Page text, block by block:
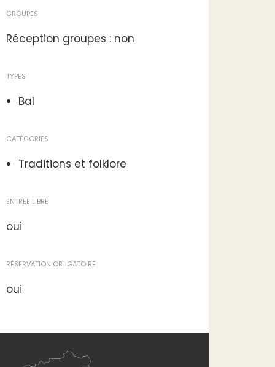
GROUPES
Réception groupes : non
TYPES
Bal
CATÉGORIES
Traditions et folklore
ENTRÉE LIBRE
oui
RÉSERVATION OBLIGATOIRE
oui